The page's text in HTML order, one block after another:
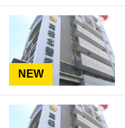
NEW